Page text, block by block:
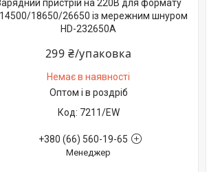
пристрій на 220В для формату
18650/26650 із мережним шнуром
HD-232650A
299 ₴/упаковка
Немає в наявності
Оптом і в роздріб
7211/EW
+380 (66) 560-19-65
Менеджер